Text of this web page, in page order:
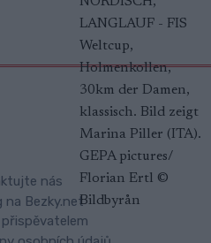
nás
na Bezky.net